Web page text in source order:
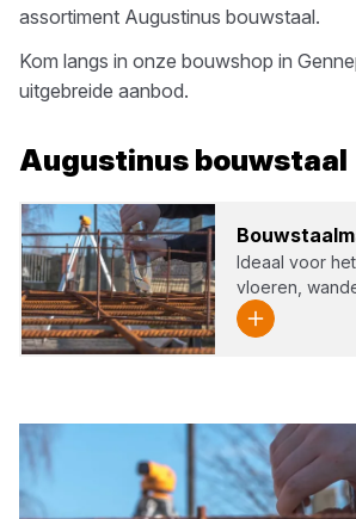
assortiment Augustinus bouwstaal.
Kom langs in onze bouwshop in
uitgebreide aanbod.
Augustinus bouwstaal
Ideaal voor
vloeren,